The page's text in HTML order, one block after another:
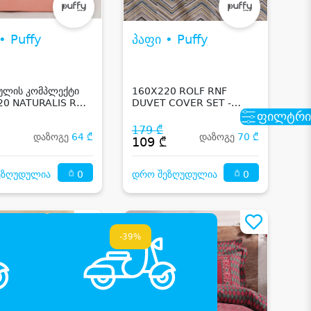
ფილტრი
Puffy
კომპლექტი
NATURALIS RNF
დაზოგე 64 ₾
0
პაფი • Puffy
160X220 ROLF RNF
DUVET COVER SET -
179 ₾
109 ₾ დაზოგე 70 ₾
დრო შეზღუდულია 0
-39%